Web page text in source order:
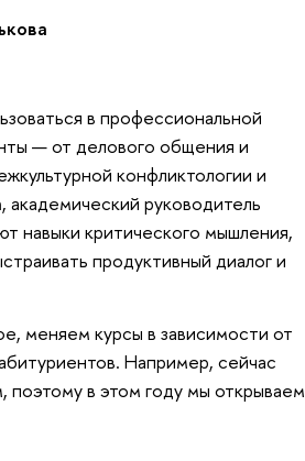
в профессиональной
— от делового общения и
конфликтологии и
, академический руководитель
навыки критического мышления,
продуктивный диалог и
меняем курсы в зависимости от
Например, сейчас
поэтому в этом году мы открываем